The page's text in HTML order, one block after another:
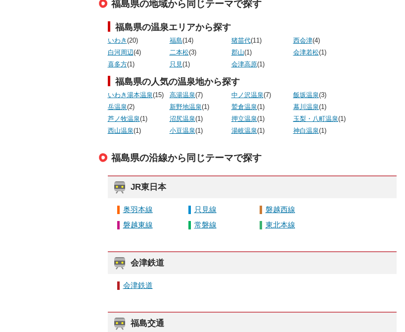
福島県の地域から同じテーマで探す
福島県の温泉エリアから探す
いわき (20) 福島(14) 猪苗代(11) 西会津(4)
白河周辺(4) 二本松(3) 郡山(1) 会津若松(1)
喜多方(1) 只見(1) 会津高原(1)
福島県の人気の温泉地から探す
いわき湯本温泉(15) 高湯温泉(7) 中ノ沢温泉(7) 飯坂温泉(3)
岳温泉(2) 新野地温泉(1) 鷲倉温泉(1) 幕川温泉(1)
芦ノ牧温泉(1) 沼尻温泉(1) 押立温泉(1) 玉梨・八町温泉(1)
西山温泉(1) 小豆温泉(1) 湯岐温泉(1) 神白温泉(1)
福島県の沿線から同じテーマで探す
JR東日本
奥羽本線 只見線
磐越西線
磐越東線
常磐線 東北本線
会津鉄道
会津鉄道
福島交通